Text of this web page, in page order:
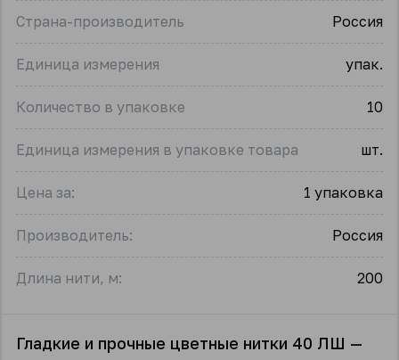
Страна-производитель Россия
Единица измерения упак.
Количество в упаковке 10
Единица измерения в упаковке товара шт.
Цена за: 1 упаковка
Производитель: Россия
Длина нити, м: 200
Гладкие и прочные цветные нитки 40 ЛШ —